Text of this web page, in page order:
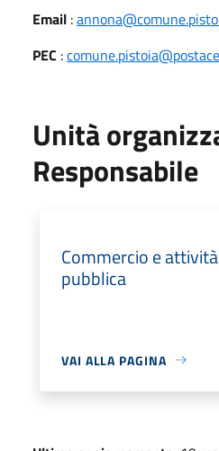
Email :
PEC :
Unità
Responsabile
Commercio e
pubblica
VAI ALLA PAGINA